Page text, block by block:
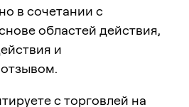
в сочетании с
областей действия,
и
с торговлей на